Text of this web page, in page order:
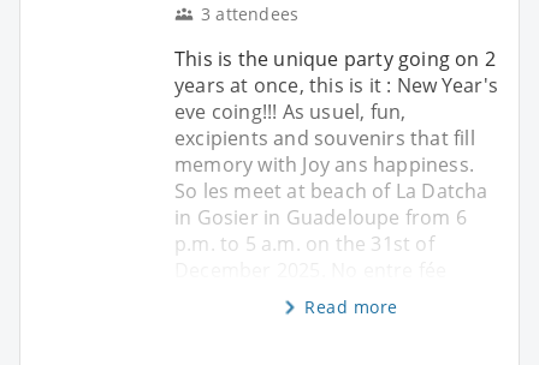
3 attendees
This is the unique party going on 2
years at once, this is it : New Year's
eve coing!!! As usuel, fun,
excipients and souvenirs that fill
memory with Joy ans happiness.
So les meet at beach of La Datcha
in Gosier in Guadeloupe from 6
p.m. to 5 a.m. on the 31st of
Read more